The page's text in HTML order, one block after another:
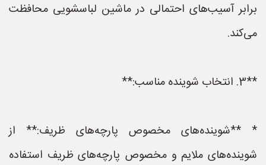
برابر آسیب‌های احتمالی در ماشین لباسشویی محافظت
می‌کند.
**3. انتخاب شوینده مناسب:**
* **شوینده‌های مخصوص پارچه‌های ظریف:** از
شوینده‌های ملایم و مخصوص پارچه‌های ظریف استفاده